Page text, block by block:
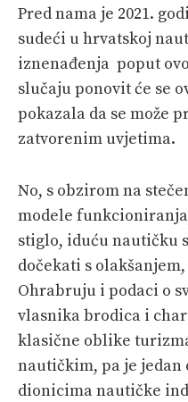
Pred nama je 2021.
sudeći u hrvatskoj
iznenađenja poput
slučaju ponovit će se
pokazala da se može
zatvorenim uvjetima.
No, s obzirom na
modele
stiglo, iduću nautičku
dočekati s
Ohrabruju i podaci o
vlasnika brodica i
klasične oblike
nautičkim, pa je jedan
dionicima nautičke